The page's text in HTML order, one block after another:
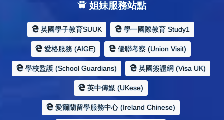
姐妹服務站點
英國學子教育SUUK 學一國際教育 Study1
愛格服務 (AIGE) 優聯考察 (Union Visit)
學校監護 (School Guardians) 英國簽證網 (Visa UK)
英中傳媒 (UKese)
愛爾蘭留學服務中心 (Ireland Chinese)